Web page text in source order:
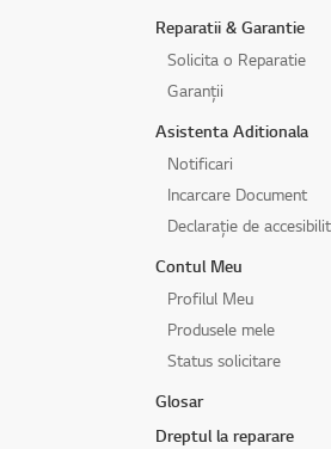
Reparatii & Garantie
Solicita o Reparatie
Garanții
Asistenta Aditionala
Notificari
Incarcare Document
Declarație de
Contul Meu
Profilul Meu
Produsele mele
Status solicitare
Glosar
Dreptul la reparare